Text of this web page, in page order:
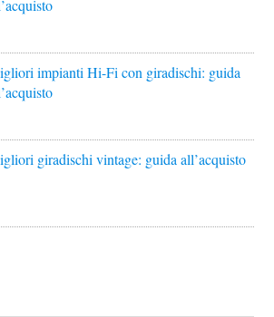
impianti Hi-Fi con giradischi: guida
giradischi vintage: guida all’acquisto